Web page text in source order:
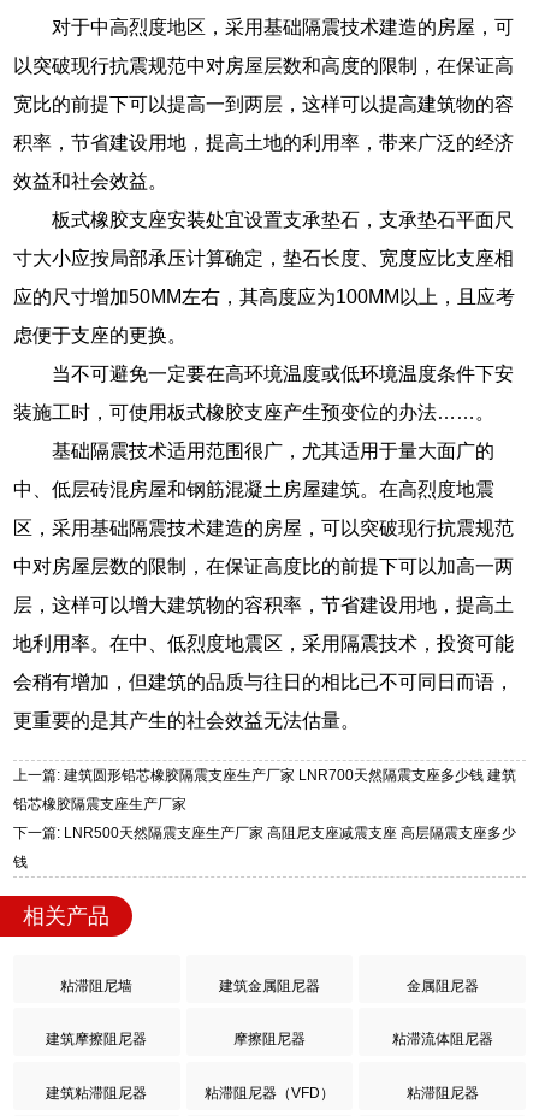
对于中高烈度地区，采用基础隔震技术建造的房屋，可
以突破现行抗震规范中对房屋层数和高度的限制，在保证高
宽比的前提下可以提高一到两层，这样可以提高建筑物的容
积率，节省建设用地，提高土地的利用率，带来广泛的经济
效益和社会效益。
板式橡胶支座安装处宜设置支承垫石，支承垫石平面尺
寸大小应按局部承压计算确定，垫石长度、宽度应比支座相
应的尺寸增加50MM左右，其高度应为100MM以上，且应考
虑便于支座的更换。
当不可避免一定要在高环境温度或低环境温度条件下安
装施工时，可使用板式橡胶支座产生预变位的办法……。
基础隔震技术适用范围很广，尤其适用于量大面广的
中、低层砖混房屋和钢筋混凝土房屋建筑。在高烈度地震
区，采用基础隔震技术建造的房屋，可以突破现行抗震规范
中对房屋层数的限制，在保证高度比的前提下可以加高一两
层，这样可以增大建筑物的容积率，节省建设用地，提高土
地利用率。在中、低烈度地震区，采用隔震技术，投资可能
会稍有增加，但建筑的品质与往日的相比已不可同日而语，
更重要的是其产生的社会效益无法估量。
上一篇: 建筑圆形铅芯橡胶隔震支座生产厂家 LNR700天然隔震支座多少钱 建筑
铅芯橡胶隔震支座生产厂家
下一篇: LNR500天然隔震支座生产厂家 高阻尼支座减震支座 高层隔震支座多少
钱
相关产品
粘滞阻尼墙 建筑金属阻尼器 金属阻尼器
建筑摩擦阻尼器 摩擦阻尼器 粘滞流体阻尼器
建筑粘滞阻尼器 粘滞阻尼器（VFD） 粘滞阻尼器